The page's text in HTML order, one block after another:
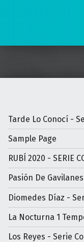
Tarde Lo Conocí -
Sample Page
RUBÍ 2020 - SERIE
Pasión De
Diomedes Díaz -
La Nocturna 1
Los Reyes - Serie